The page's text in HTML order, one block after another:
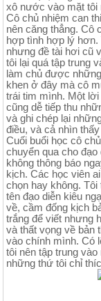
xô nước vào mặt tôi
Cô chủ nhiệm can
nên căng thẳng. Cô
hợp tình hợp lý
nhưng đề tài hơi cũ
tôi lại quá tập trung
làm chủ được
khen ở đây mà cô
trái tim mình. Một
cũng dễ tiếp thu
và ghi chép lại
điều, và cả nhìn
Cuối buổi học cô
chuyển qua cho
không thông báo
kịch. Các học viên
chọn hay không.
tên đạo diễn kiêu
về, cầm đống kịch
trắng để viết nhưng
và thất vọng về bản
vào chính mình. Có
tôi nên tập trung
những thứ tôi chỉ